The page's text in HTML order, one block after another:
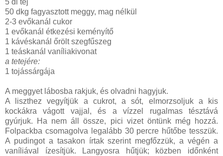
50 dkg fagyasztott meggy, mag nélkül
2-3 evőkanál cukor
1 evőkanál étkezési keményítő
1 kávéskanál őrölt szegfűszeg
1 teáskanál vaníliakivonat
a tetejére:
1 tojássárgája
A meggyet lábosba rakjuk, és olvadni hagyjuk.
A liszthez vegyítjük a cukrot, a sót, elmorzsoljuk a kis
kockákra vágott vajjal, és a vízzel rugalmas tésztává
gyúrjuk. Ha nem áll össze, pici vizet öntünk még hozzá.
Folpackba csomagolva legalább 30 percre hűtőbe tesszük.
A pudingot a tasakon írtak szerint megfőzzük, a végén a
vaníliával ízesítjük. Langyosra hűtjük; közben időnként